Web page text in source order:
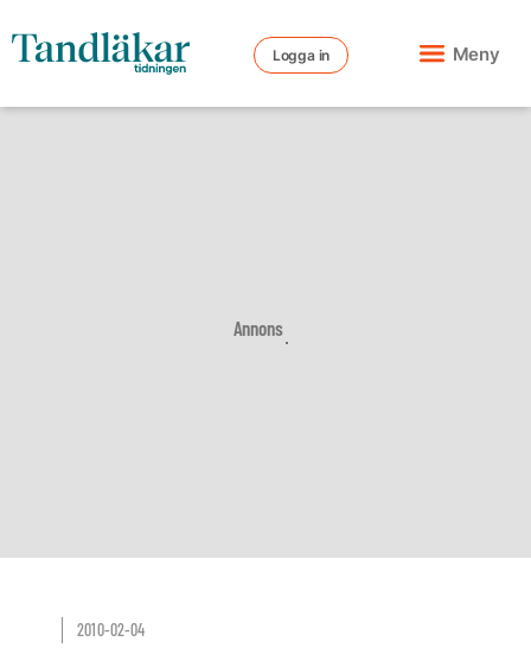
Logga in Meny
Annons
2010-02-04